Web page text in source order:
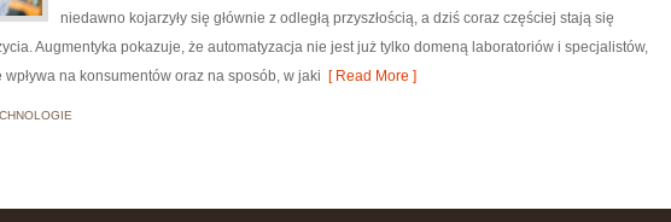
niedawno kojarzyły się głównie z odległą przyszłością, a dziś coraz częściej stają się
Augmentyka pokazuje, że automatyzacja nie jest już tylko domeną laboratoriów i specjalistów,
wpływa na konsumentów oraz na sposób, w jaki [ Read More ]